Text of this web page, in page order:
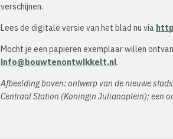
verschijnen.
Lees de digitale versie van het blad nu via
Mocht je een papieren exemplaar willen
info@bouwtenontwikkelt.nl.
Afbeelding boven: ontwerp van de nieuwe
Centraal Station (Koningin Julianaplein); een